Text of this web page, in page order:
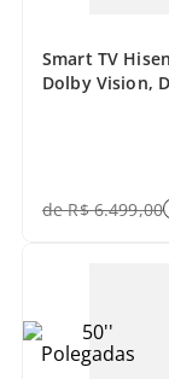
Smart TV
Dolby Vision,
deR$ 6.499,00